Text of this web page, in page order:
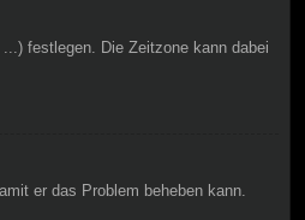
festlegen. Die Zeitzone kann dabei
er das Problem beheben kann.